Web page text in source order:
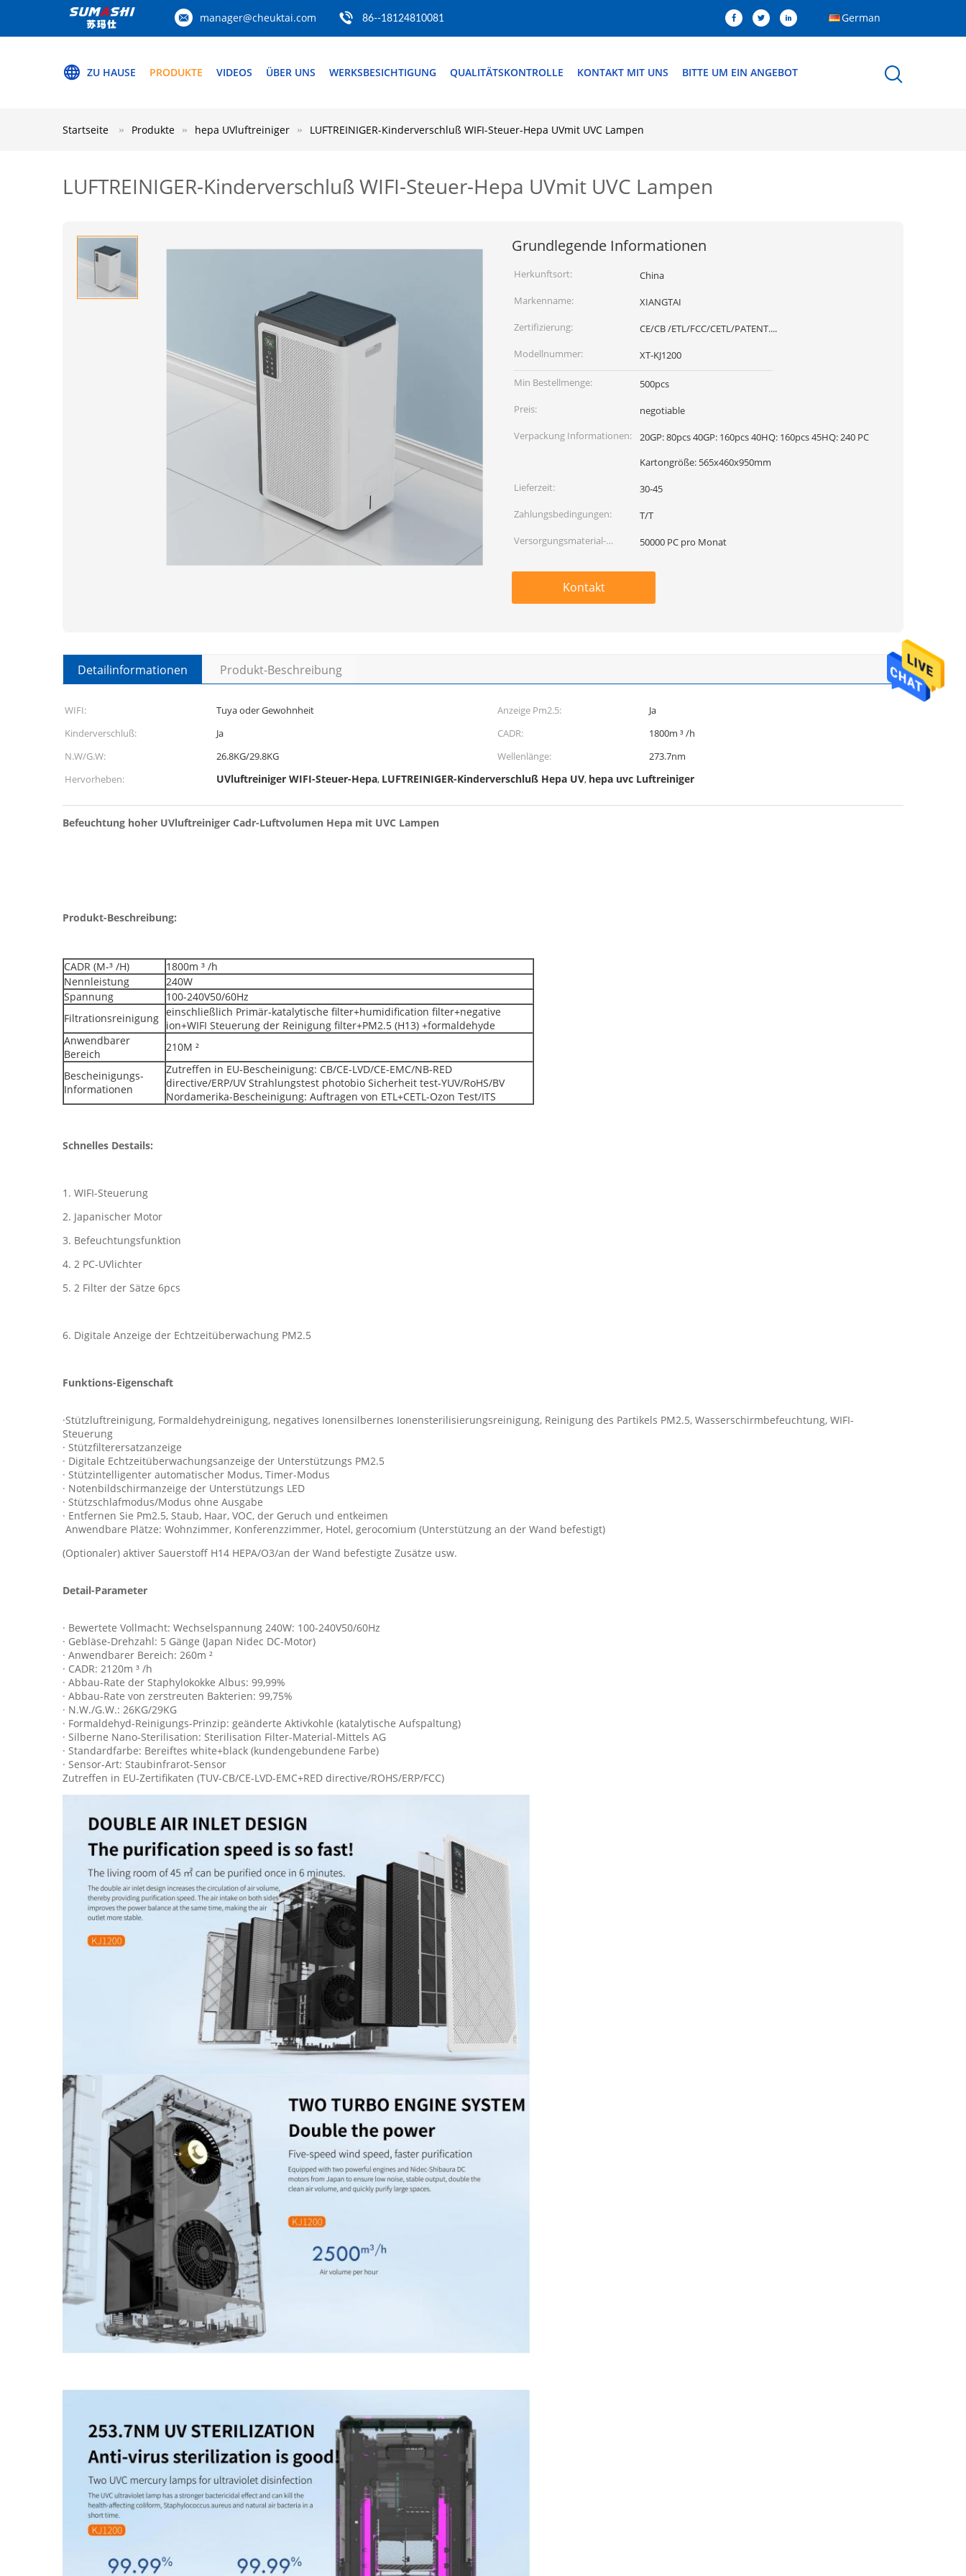
manager@cheuktai.com 86--18124810081 German
ZU HAUSE PRODUKTE VIDEOS ÜBER UNS WERKSBESICHTIGUNG QUALITÄTSKONTROLLE KONTAKT MIT UNS BITTE UM EIN ANGEBOT
Startseite Produkte hepa UVluftreiniger LUFTREINIGER-Kinderverschluß WIFI-Steuer-Hepa UVmit UVC Lampen
LUFTREINIGER-Kinderverschluß WIFI-Steuer-Hepa UVmit UVC Lampen
Grundlegende Informationen
Herkunftsort:
China
Markenname:
XIANGTAI
Zertifizierung:
CE/CB /ETL/FCC/CETL/PATENT....
Modellnummer:
XT-KJ1200
Min Bestellmenge:
500pcs
Preis:
negotiable
Verpackung Informationen:
20GP: 80pcs 40GP: 160pcs 40HQ: 160pcs 45HQ: 240 PC
Kartongröße: 565x460x950mm
Lieferzeit:
30-45
Zahlungsbedingungen:
T/T
Versorgungsmaterial-
50000 PC pro Monat
Kontakt
Detailinformationen Produkt-Beschreibung
WIFI: Tuya oder Gewohnheit Anzeige Pm2.5:
Ja
Kinderverschluß:
Ja CADR:
1800m ³ /h
N.W/G.W:
26.8KG/29.8KG Wellenlänge:
273.7nm
Hervorheben:
UVluftreiniger WIFI-Steuer-Hepa, LUFTREINIGER-Kinderverschluß Hepa UV, hepa uvc Luftreiniger
Befeuchtung hoher UVluftreiniger Cadr-Luftvolumen Hepa mit UVC Lampen
Produkt-Beschreibung:
CADR (M-³ /H)
1800m ³ /h
Nennleistung
240W
Spannung
100-240V50/60Hz
Filtrationsreinigung einschließlich Primär-katalytische filter+humidification filter+negative
ion+WIFI Steuerung der Reinigung filter+PM2.5 (H13) +formaldehyde
Anwendbarer
Bereich
210M ²
Bescheinigungs-
Informationen
Zutreffen in EU-Bescheinigung: CB/CE-LVD/CE-EMC/NB-RED
directive/ERP/UV Strahlungstest photobio Sicherheit test-YUV/RoHS/BV
Nordamerika-Bescheinigung: Auftragen von ETL+CETL-Ozon Test/ITS
Schnelles Destails:
1. WIFI-Steuerung
2. Japanischer Motor
3. Befeuchtungsfunktion
4. 2 PC-UVlichter
5. 2 Filter der Sätze 6pcs
6. Digitale Anzeige der Echtzeitüberwachung PM2.5
Funktions-Eigenschaft
·Stützluftreinigung, Formaldehydreinigung, negatives Ionensilbernes Ionensterilisierungsreinigung, Reinigung des Partikels PM2.5, Wasserschirmbefeuchtung, WIFI-
Steuerung
· Stützfilterersatzanzeige
· Digitale Echtzeitüberwachungsanzeige der Unterstützungs PM2.5
· Stützintelligenter automatischer Modus, Timer-Modus
· Notenbildschirmanzeige der Unterstützungs LED
· Stützschlafmodus/Modus ohne Ausgabe
· Entfernen Sie Pm2.5, Staub, Haar, VOC, der Geruch und entkeimen
Anwendbare Plätze: Wohnzimmer, Konferenzzimmer, Hotel, gerocomium (Unterstützung an der Wand befestigt)
(Optionaler) aktiver Sauerstoff H14 HEPA/O3/an der Wand befestigte Zusätze usw.
Detail-Parameter
· Bewertete Vollmacht: Wechselspannung 240W: 100-240V50/60Hz
· Gebläse-Drehzahl: 5 Gänge (Japan Nidec DC-Motor)
· Anwendbarer Bereich: 260m ²
· CADR: 2120m ³ /h
· Abbau-Rate der Staphylokokke Albus: 99,99%
· Abbau-Rate von zerstreuten Bakterien: 99,75%
· N.W./G.W.: 26KG/29KG
· Formaldehyd-Reinigungs-Prinzip: geänderte Aktivkohle (katalytische Aufspaltung)
· Silberne Nano-Sterilisation: Sterilisation Filter-Material-Mittels AG
· Standardfarbe: Bereiftes white+black (kundengebundene Farbe)
· Sensor-Art: Staubinfrarot-Sensor
Zutreffen in EU-Zertifikaten (TUV-CB/CE-LVD-EMC+RED directive/ROHS/ERP/FCC)